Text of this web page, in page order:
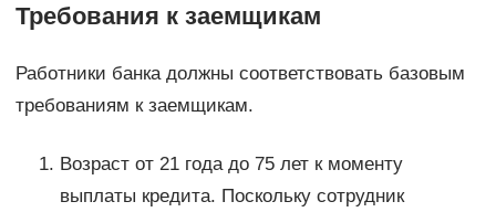
Требования к заемщикам
Работники банка должны соответствовать базовым
требованиям к заемщикам.
Возраст от 21 года до 75 лет к моменту
выплаты кредита. Поскольку сотрудник